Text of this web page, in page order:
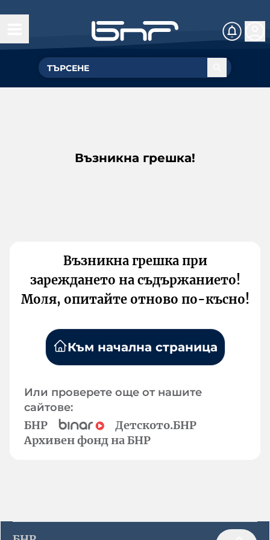
Възникна грешка!
Възникна грешка при
зареждането на съдържанието!
Моля, опитайте отново по-късно!
Към начална страница
Или проверете още от нашите
сайтове:
БНР
Детското.БНР
Архивен фонд на БНР